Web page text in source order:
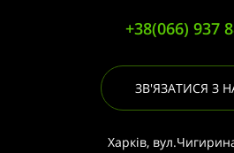
+38(066) 937
ЗВ'ЯЗАТИСЯ З
Харків,